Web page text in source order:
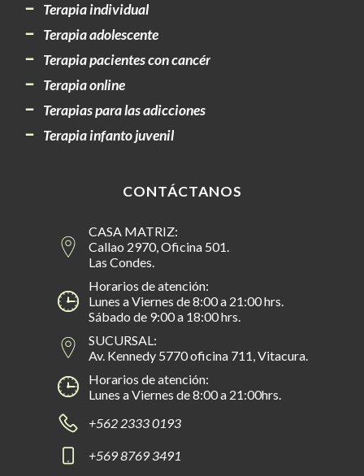
Terapia individual
Terapia adolescente
Terapia pacientes con cancér
Terapia online
Terapias para las adicciones
Terapia infanto juvenil
CONTÁCTANOS
CASA MATRIZ:
Callao 2970, Oficina 501.
Las Condes.
Horarios de atención:
Lunes a Viernes de 8:00 a 21:00 hrs.
Sábado de 9:00 a 18:00 hrs.
SUCURSAL:
Av. Kennedy 5770 oficina 711, Vitacura.
Horarios de atención:
Lunes a Viernes de 8:00 a 21:00hrs.
+562 2333 0193
+569 8769 3491